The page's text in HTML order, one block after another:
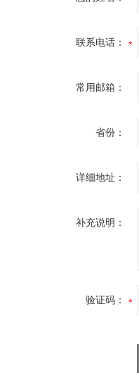
联系电话：
常用邮箱：
省份：
详细地址：
补充说明：
验证码：